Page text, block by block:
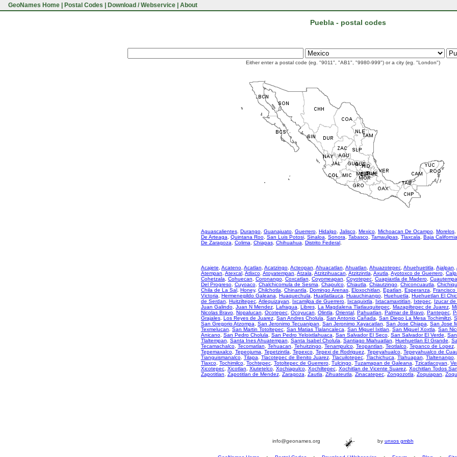
GeoNames Home Postal Codes Download / Webservice About
Puebla - postal codes
Either enter a postal code (eg. "9011", "AB1", "9980-999") or a city (eg. "London")
Aguascalientes, Durango, Guanajuato, Guerrero, Hidalgo, Jalisco, Mexico, Michoacan De Ocampo, Morelos,
De Arteaga
Quintana Roo, San Luis Potosi, Sinaloa Sonora Tabasco, Tamaulipas, Tlaxcala Baja
De Zaragoza
Colima Chiapas, Chihuahua Distrito Federal,
Acajete Acateno, Acatlan Acatzingo, Acteopan Ahuacatlan Ahuatlan Ahuazotepec, Ahuehuetitla Ajalpan
Atempan Atexcal, Atlixco, Atoyatempan Atzala Atzitzihuacan Atzitzintla Axutla Ayotoxco de Guerrero,
Cohetzala
Cohuecan Coronango, Coxcatlan Coyomeapan Coyotepec, Cuapiaxtla de Madero,
Del Progreso, Cuyoaco, Chalchicomula de Sesma Chapulco, Chiautla Chiautzingo, Chiconcuautla
Chila de La Sal, Honey, Chilchotla Chinantla Domingo Arenas, Eloxochitlan Epatlan Esperanza Francisco
Victoria
Hermenegildo Galeana Huaquechula Huatlatlauca Huauchinango, Huehuetla Huehuetlan El
de Serdan
Huitziltepec, Atlequizayan Ixcamilpa de Guerrero, Ixcaquixtla Ixtacamaxtitlan Ixtepec, Izucar
Juan Galindo, Juan N Mendez, Lafragua Libres, La Magdalena Tlatlauquitepec, Mazapiltepec de Juarez,
Nicolas Bravo, Nopalucan Ocotepec, Ocoyucan Olintla Oriental, Pahuatlan Palmar de Bravo, Pantepec,
Grajales, Los Reyes de Juarez, San Andres Cholula San Antonio Cañada San Diego La Mesa Tochimiltzi,
San Gregorio Atzompa
San Jeronimo Tecuanipan San Jeronimo Xayacatlan San Jose Chiapa San Jose
Texmelucan
San Martin Totoltepec, San Matias Tlalancaleca San Miguel Ixitlan San Miguel Xoxtla San
Anicano, San Pedro Cholula San Pedro Yeloixtlahuaca San Salvador El Seco, San Salvador El Verde
Tlaltempan
Santa Ines Ahuatempan Santa Isabel Cholula Santiago Miahuatlan Huehuetlan El Grande
Tecamachalco, Tecomatlan Tehuacan Tehuitzingo, Tenampulco, Teopantlan Teotlalco, Tepanco de Lopez,
Tepemaxalco, Tepeojuma Tepetzintla Tepexco, Tepexi de Rodriguez, Tepeyahualco, Tepeyahualco de
Tianguismanalco, Tilapa Tlacotepec de Benito Juarez, Tlacuilotepec, Tlachichuca Tlahuapan Tlaltenango,
Tlaxco, Tochimilco, Tochtepec, Totoltepec de Guerrero, Tulcingo, Tuzamapan de Galeana Tzicatlacoyan
Xicotepec, Xicotlan Xiutetelco, Xochiapulco, Xochiltepec, Xochitlan de Vicente Suarez, Xochitlan Todos
Zapotitlan
Zapotitlan de Mendez, Zaragoza Zautla Zihuateutla Zinacatepec, Zongozotla Zoquiapan
info@geonames.org by unxos gmbh